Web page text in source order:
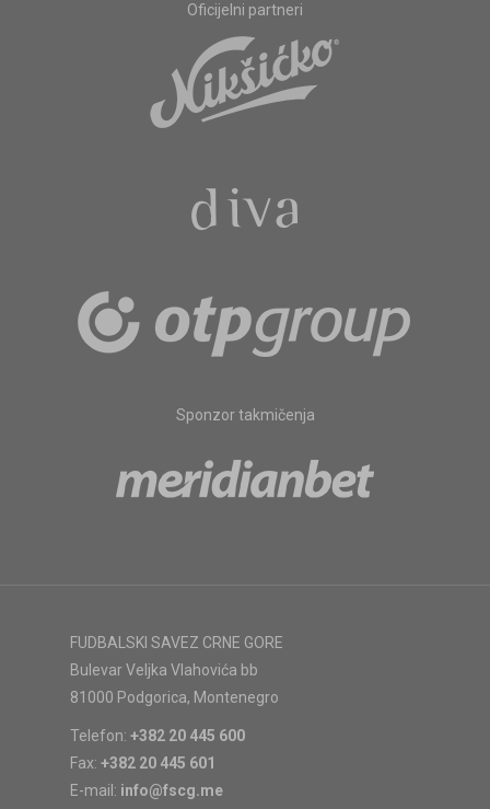
Oficijelni partneri
Sponzor takmičenja
FUDBALSKI SAVEZ CRNE GORE
Bulevar Veljka Vlahovića bb
81000 Podgorica, Montenegro
Telefon: +382 20 445 600
Fax: +382 20 445 601
E-mail: info@fscg.me